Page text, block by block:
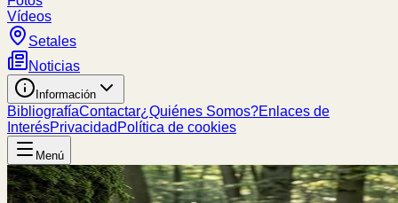
Vídeos
Setales
Noticias
Información
BibliografíaContactar¿Quiénes Somos?Enlaces de
InterésPrivacidad Política de cookies
Menú